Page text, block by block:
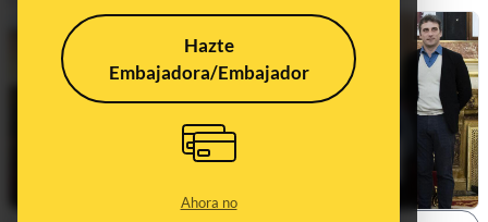
Hazte
Embajadora/Embajador
Ahora no